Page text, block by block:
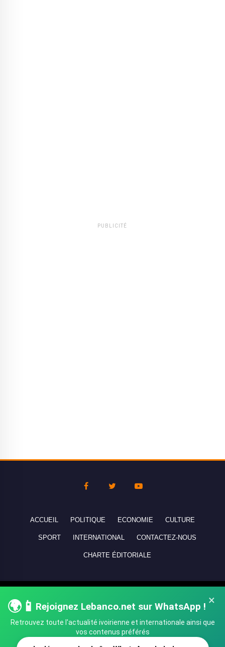
PUBLICITÉ
×
🌍📱 Rejoignez Lebanco.net sur WhatsApp !
Retrouvez toute l'actualité ivoirienne et internationale ainsi que
vos contenus préférés
ACCUEIL POLITIQUE ECONOMIE CULTURE
SPORT INTERNATIONAL CONTACTEZ-NOUS
CHARTE ÉDITORIALE
réservés - All rights reserved.